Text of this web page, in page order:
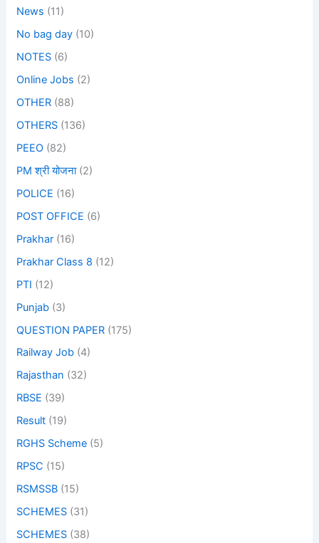
News (11)
No bag day (10)
NOTES (6)
Online Jobs (2)
OTHER (88)
OTHERS (136)
PEEO (82)
PM श्री योजना(2)
POLICE (16)
POST OFFICE (6)
Prakhar (16)
Prakhar Class 8 (12)
PTI (12)
Punjab (3)
QUESTION PAPER (175)
Railway Job (4)
Rajasthan (32)
RBSE (39)
Result (19)
RGHS Scheme (5)
RPSC (15)
RSMSSB (15)
SCHEMES (31)
SCHEMES (38)